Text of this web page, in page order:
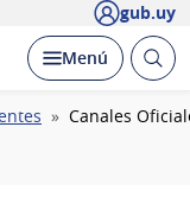
gub.uy
Desplegar
Menú Abrir
Canales